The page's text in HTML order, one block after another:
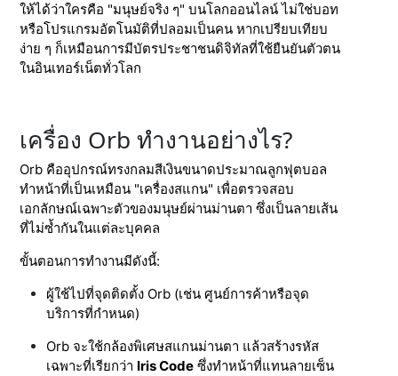
ให้ได้ว่าใครคือ "มนุษย์จริง ๆ" บนโลกออนไลน์ ไม่ใช่บอท
หรือโปรแกรมอัตโนมัติที่ปลอมเป็นคน หากเปรียบเทียบ
ง่าย ๆ ก็เหมือนการมีบัตรประชาชนดิจิทัลที่ใช้ยืนยันตัวตน
ในอินเทอร์เน็ตทั่วโลก
เครื่อง Orb ทำงานอย่างไร?
Orb คืออุปกรณ์ทรงกลมสีเงินขนาดประมาณลูกฟุตบอล
ทำหน้าที่เป็นเหมือน "เครื่องสแกน" เพื่อตรวจสอบ
เอกลักษณ์เฉพาะตัวของมนุษย์ผ่านม่านตา ซึ่งเป็นลายเส้น
ที่ไม่ซ้ำกันในแต่ละบุคคล
ขั้นตอนการทำงานมีดังนี้:
ผู้ใช้ไปที่จุดติดตั้ง Orb (เช่น ศูนย์การค้าหรือจุด
บริการที่กำหนด)
Orb จะใช้กล้องพิเศษสแกนม่านตา แล้วสร้างรหัส
เฉพาะที่เรียกว่า Iris Code ซึ่งทำหน้าที่แทนลายเซ็น